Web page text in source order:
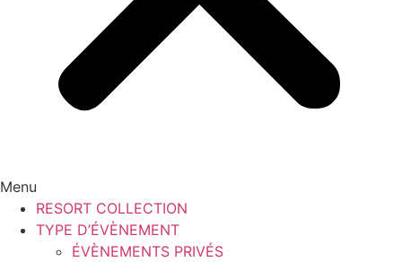
Menu
RESORT COLLECTION
TYPE D’ÉVÈNEMENT
ÉVÈNEMENTS PRIVÉS